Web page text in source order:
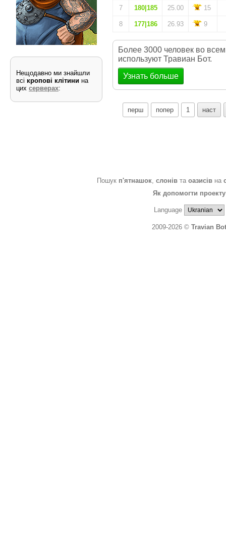
Нещодавно ми знайшли
всі кропові клітини на
цих серверах:
7 180|185 25.00 15
8 177|186 26.93 9
Более 3000 человек во
используют Травиан Бот.
Узнать больше
перш попер 1 наст
Пошук п'ятнашок, слонівта оазисівна
Як допомогти проекту
Language
2009-2026 © Travian Bot